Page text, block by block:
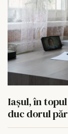
Iașul, în
duc dorul